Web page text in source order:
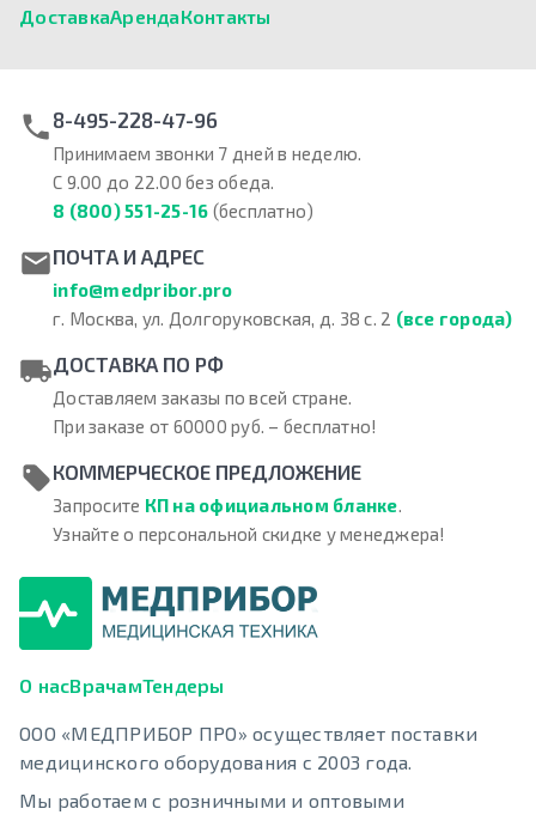
ДоставкаАрендаКонтакты
8-495-228-47-96
Принимаем звонки 7 дней в неделю.
С 9.00 до 22.00 без обеда.
8 (800) 551-25-16 (бесплатно)
ПОЧТА И АДРЕС
info@medpribor.pro
г. Москва, ул. Долгоруковская, д. 38 с. 2 (все города)
ДОСТАВКА ПО РФ
Доставляем заказы по всей стране.
При заказе от 60000 руб. – бесплатно!
КОММЕРЧЕСКОЕ ПРЕДЛОЖЕНИЕ
Запросите КП на официальном бланке.
Узнайте о персональной скидке у менеджера!
О насВрачамТендеры
ООО «МЕДПРИБОР ПРО» осуществляет поставки
медицинского оборудования с 2003 года.
Мы работаем с розничными и оптовыми